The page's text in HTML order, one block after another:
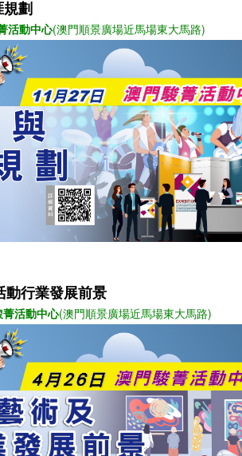
劃
活動中心(澳門順景廣場近馬場東大馬路)
動行業發展前景
活動中心(澳門順景廣場近馬場東大馬路)